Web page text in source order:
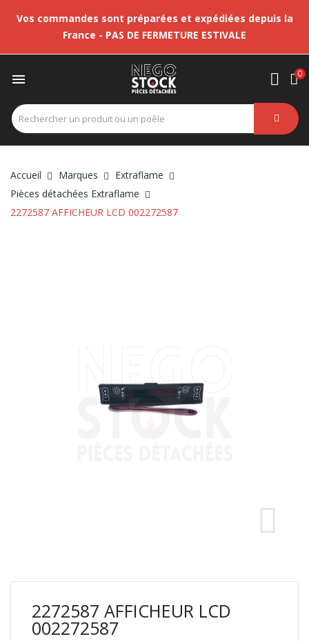
Vos commandes sont préparées et expédiées depuis la
France - PAS DE FERMETURE ESTIVALE
 0
Accueil Marques
Extraflame
Pièces détachées Extraflame
2272587 AFFICHEUR LCD 002272587
2272587 AFFICHEUR LCD
002272587